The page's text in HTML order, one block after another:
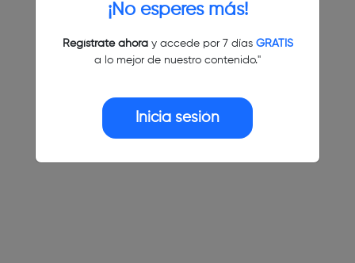
¡No esperes más!
Regístrate ahoray accede por 7 días GRATIS
a lo mejor de nuestro contenido."
Inicia sesión